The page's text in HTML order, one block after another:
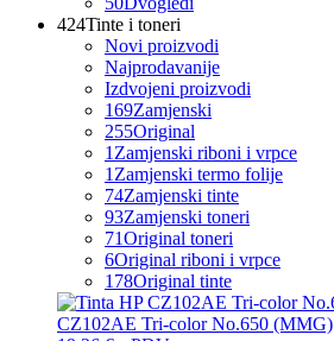
424Tinte i toneri
Novi proizvodi
Najprodavanije
Izdvojeni proizvodi
169Zamjenski
255Original
1 Zamjenski riboni i vrpce
1 Zamjenski termo folije
74Zamjenski tinte
93Zamjenski toneri
71Original toneri
6Original riboni i vrpce
178Original tinte
CZ102AE Tri-color No.650 (MMG)